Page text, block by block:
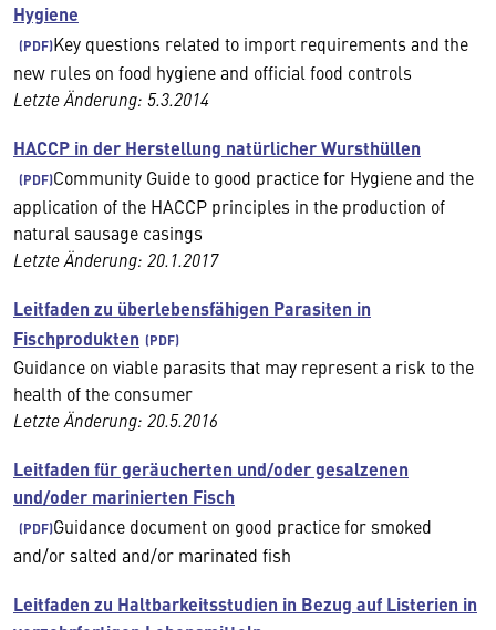
Hygiene
Key questions related to import requirements and the
new rules on food hygiene and official food controls
Letzte Änderung: 5.3.2014
HACCP in der Herstellung natürlicher Wursthüllen
Community Guide to good practice for Hygiene and the
application of the HACCP principles in the production of
natural sausage casings
Letzte Änderung: 20.1.2017
Leitfaden zu überlebensfähigen Parasiten in
Fischprodukten
Guidance on viable parasits that may represent a risk to the
health of the consumer
Letzte Änderung: 20.5.2016
Leitfaden für geräucherten und/oder gesalzenen
und/oder marinierten Fisch
Guidance document on good practice for smoked
and/or salted and/or marinated fish
Leitfaden zu Haltbarkeitsstudien in Bezug auf Listerien in